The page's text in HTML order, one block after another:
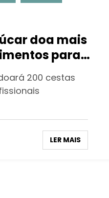
doa mais
para
200 cestas
LER MAIS